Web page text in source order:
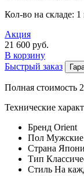
Кол-во на складе: 1
Акция
21 600 руб.
В корзину
Быстрый заказ
Полная стоимость
Технические
Бренд Orient
Пол Мужские
Страна
Тип
Стиль На